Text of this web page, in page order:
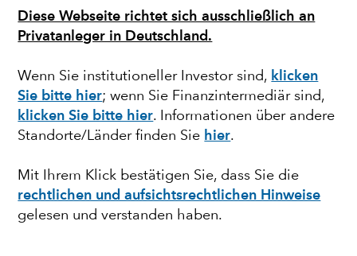
Diese Webseite richtet sich ausschließlich an
Privatanleger in Deutschland.
Wenn Sie institutioneller Investor sind, klicken
Sie bitte hier; wenn Sie Finanzintermediär sind,
klicken Sie bitte hier. Informationen über andere
Standorte/Länder finden Sie hier.
Mit Ihrem Klick bestätigen Sie, dass Sie die
rechtlichen und aufsichtsrechtlichen Hinweise
gelesen und verstanden haben.
USA
Befinden sich die USA
bereits in einer
Rezession?